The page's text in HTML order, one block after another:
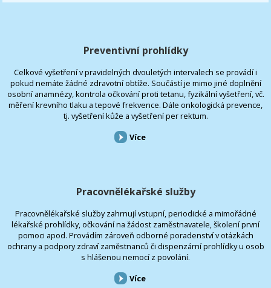
Preventivní prohlídky
Celkové vyšetření v pravidelných dvouletých intervalech se provádí i
pokud nemáte žádné zdravotní obtíže. Součástí je mimo jiné doplnění
osobní anamnézy, kontrola očkování proti tetanu, fyzikální vyšetření, vč.
měření krevního tlaku a tepové frekvence. Dále onkologická prevence,
tj. vyšetření kůže a vyšetření per rektum.
Více
Pracovnělékařské služby
Pracovnělékařské služby zahrnují vstupní, periodické a mimořádné
lékařské prohlídky, očkování na žádost zaměstnavatele, školení první
pomoci apod. Provádím zároveň odborné poradenství v otázkách
ochrany a podpory zdraví zaměstnanců či dispenzární prohlídky u osob
s hlášenou nemocí z povolání.
Více